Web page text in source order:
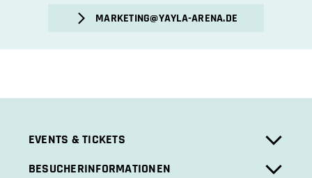
MARKETING@YAYLA-ARENA.DE
EVENTS & TICKETS
BESUCHERINFORMATIONEN